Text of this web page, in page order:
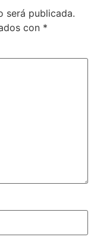
será publicada.
con *